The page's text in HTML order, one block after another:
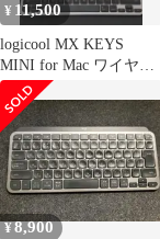
¥ 11,500
logicool MX KEYS
MINI for Mac ワイヤレ
スキーボード
¥8,900